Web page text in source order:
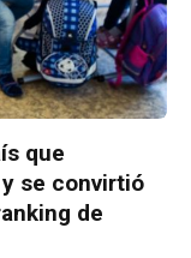
que
se convirtió
de